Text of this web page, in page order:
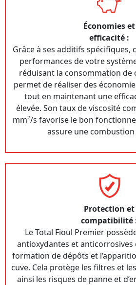
Économies et
efficacité :
Grâce à ses additifs spécifiques,
performances de votre
réduisant la consommation de
permet de réaliser des
tout en maintenant une
élevée. Son taux de viscosité
mm²/s favorise le bon
assure une
Protection et
compatibilité
Le Total Fioul Premier
antioxydantes et anticorrosives
formation de dépôts et
cuve. Cela protège les filtres et
ainsi les risques de panne et